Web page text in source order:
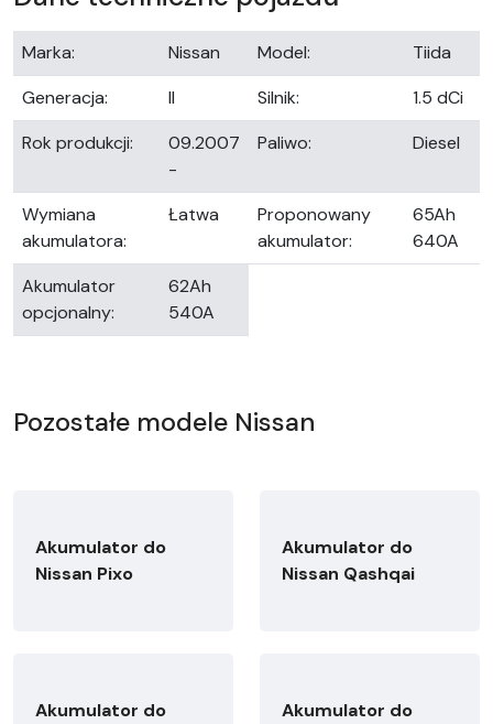
Marka: Nissan Model:
Tiida
Generacja:
II Silnik:
1.5 dCi
Rok produkcji:
09.2007
-
Paliwo: Diesel
Wymiana
akumulatora:
Łatwa
Proponowany
akumulator:
65Ah
640A
Akumulator
opcjonalny:
62Ah
540A
Pozostałe modele Nissan
Akumulator do
Nissan Pixo
Akumulator do
Nissan Qashqai
Akumulator do
Akumulator do